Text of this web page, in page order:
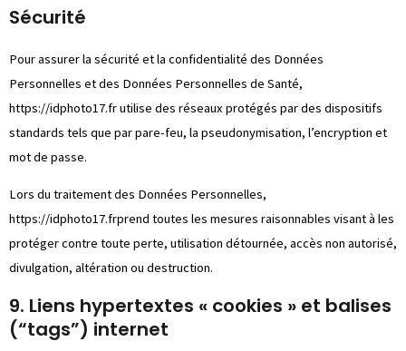
Sécurité
Pour assurer la sécurité et la confidentialité des Données
Personnelles et des Données Personnelles de Santé,
https://idphoto17.frutilise des réseaux protégés par des dispositifs
standards tels que par pare-feu, la pseudonymisation, l’encryption et
mot de passe.
Lors du traitement des Données Personnelles,
https://idphoto17.frprend toutes les mesures raisonnables visant à les
protéger contre toute perte, utilisation détournée, accès non autorisé,
divulgation, altération ou destruction.
9. Liens hypertextes « cookies » et balises
(“tags”) internet